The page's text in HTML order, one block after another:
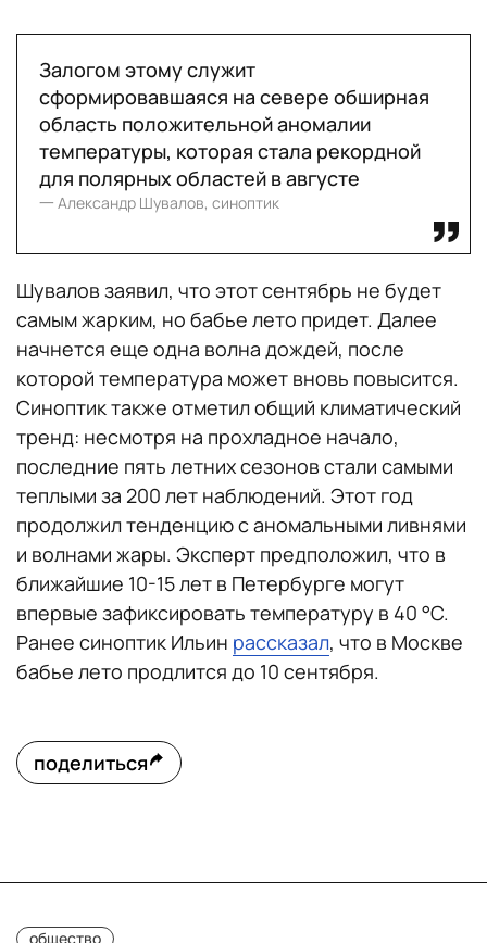
Залогом этому служит
сформировавшаяся на севере обширная
область положительной аномалии
температуры, которая стала рекордной
для полярных областей в августе
一 Александр Шувалов, синоптик
Шувалов заявил, что этот сентябрь не будет
самым жарким, но бабье лето придет. Далее
начнется еще одна волна дождей, после
которой температура может вновь повысится.
Синоптик также отметил общий климатический
тренд: несмотря на прохладное начало,
последние пять летних сезонов стали самыми
теплыми за 200 лет наблюдений. Этот год
продолжил тенденцию с аномальными ливнями
и волнами жары. Эксперт предположил, что в
ближайшие 10-15 лет в Петербурге могут
впервые зафиксировать температуру в 40 °C.
Ранее синоптик Ильин рассказал, что в Москве
бабье лето продлится до 10 сентября.
поделиться
общество